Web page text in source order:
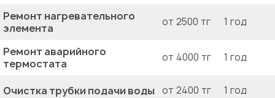
Ремонт нагревательного
элемента
от 2500 тг 1 год
Ремонт аварийного
термостата
от 4000 тг 1 год
Очистка трубки подачи воды от 2400 тг 1 год